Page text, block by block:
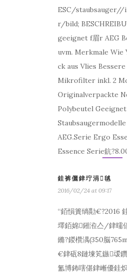
ESC/staubsauger//
r/bild;
geeignet f眉r AEG
uvm. Merkmale Wie
ck aus Vlies
Mikrofilter inkl. 2
Originalverpackte
Polybeutel
AEG.Serie Ergo
Essence Serie鈧
銈裤儷銉坾涓毧
2016/02/24 at 09:17
“銆愪簣绱勩€?2016
墿銆婂鎺涖亼/銉曘
鏅?鍐欑湡(350脳
€銉砙8鏈堜笂鏃叆
氳博鈽嗐偡銉嶃優銈